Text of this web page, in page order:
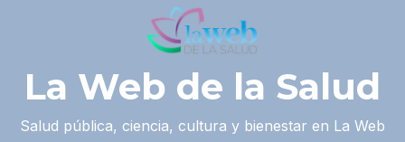
La Web de la Salud
Salud pública, ciencia, cultura y bienestar en La Web